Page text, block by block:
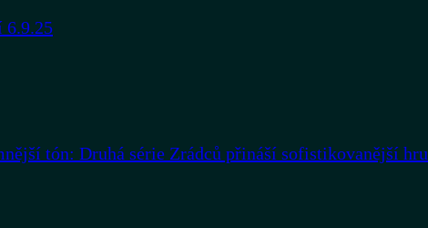
6.9.25
tón: Druhá série Zrádců přináší sofistikovanější hru